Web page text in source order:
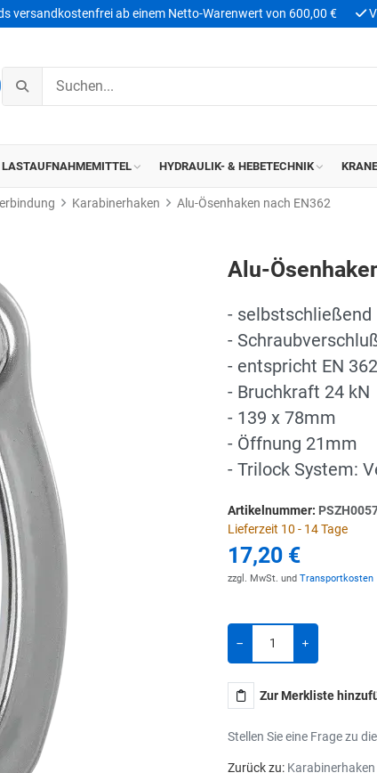
versandkostenfrei ab einem Netto-Warenwert von 600,00 €
LASTAUFNAHMEMITTEL HYDRAULIK- & HEBETECHNIK KRANE
Karabinerhaken Alu-Ösenhaken nach EN362
Alu-
- selbstschließend
-
- entspricht EN 362
- Bruchkraft 24 kN
- 139 x 78mm
- Öffnung 21mm
- Trilock System:
Artikelnummer:
Lieferzeit 10 - 14 Tage
17,20 €
zzgl. MwSt. und Transportkosten
Zur Merkliste
Stellen Sie eine Frage zu
Zurück zu: Karabinerhaken